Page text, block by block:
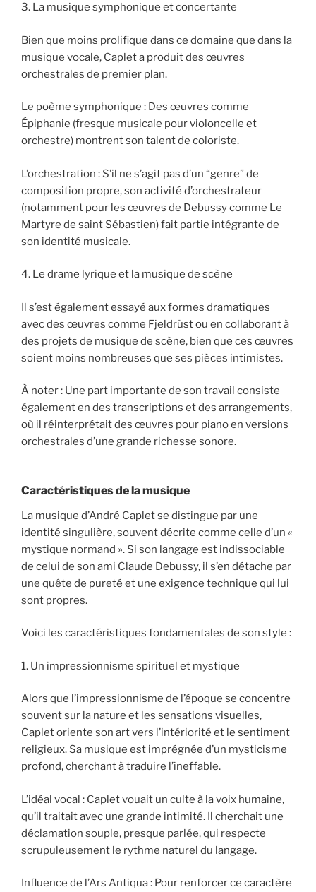
3. La musique symphonique et concertante
Bien que moins prolifique dans ce domaine que dans la
musique vocale, Caplet a produit des œuvres
orchestrales de premier plan.
Le poème symphonique : Des œuvres comme
Épiphanie (fresque musicale pour violoncelle et
orchestre) montrent son talent de coloriste.
L’orchestration : S’il ne s’agit pas d’un “genre” de
composition propre, son activité d’orchestrateur
(notamment pour les œuvres de Debussy comme Le
Martyre de saint Sébastien) fait partie intégrante de
son identité musicale.
4. Le drame lyrique et la musique de scène
Il s’est également essayé aux formes dramatiques
avec des œuvres comme Fjeldrüst ou en collaborant à
des projets de musique de scène, bien que ces œuvres
soient moins nombreuses que ses pièces intimistes.
À noter : Une part importante de son travail consiste
également en des transcriptions et des arrangements,
où il réinterprétait des œuvres pour piano en versions
orchestrales d’une grande richesse sonore.
Caractéristiques de la musique
La musique d’André Caplet se distingue par une
identité singulière, souvent décrite comme celle d’un «
mystique normand ». Si son langage est indissociable
de celui de son ami Claude Debussy, il s’en détache par
une quête de pureté et une exigence technique qui lui
sont propres.
Voici les caractéristiques fondamentales de son style :
1. Un impressionnisme spirituel et mystique
Alors que l’impressionnisme de l’époque se concentre
souvent sur la nature et les sensations visuelles,
Caplet oriente son art vers l’intériorité et le sentiment
religieux. Sa musique est imprégnée d’un mysticisme
profond, cherchant à traduire l’ineffable.
L’idéal vocal : Caplet vouait un culte à la voix humaine,
qu’il traitait avec une grande intimité. Il cherchait une
déclamation souple, presque parlée, qui respecte
scrupuleusement le rythme naturel du langage.
Influence de l’Ars Antiqua : Pour renforcer ce caractère